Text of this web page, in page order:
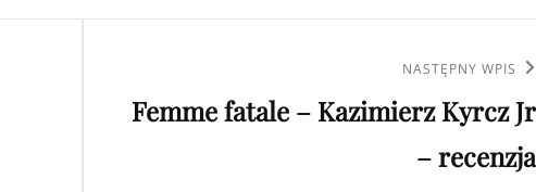
wpis
NASTĘPNY WPIS
Femme fatale – Kazimierz Kyrcz Jr
– recenzja